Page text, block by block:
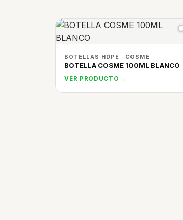
BOTELLAS HDPE · COSME
BOTELLA COSME 100ML BLANCO
VER PRODUCTO →